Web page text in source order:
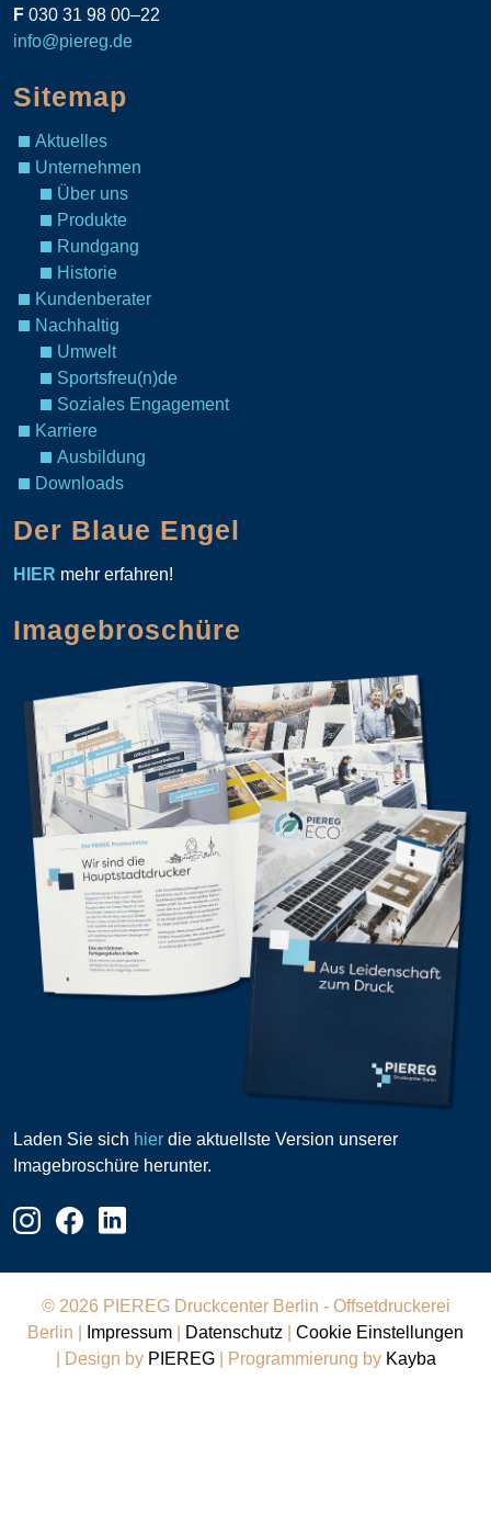
F 030 31 98 00–22
info@piereg.de
Sitemap
Aktuelles
Unternehmen
Über uns
Produkte
Rundgang
Historie
Kundenberater
Nachhaltig
Umwelt
Sportsfreu(n)de
Soziales Engagement
Karriere
Ausbildung
Downloads
Der Blaue Engel
HIER mehr erfahren!
Imagebroschüre
Laden Sie sich hier die aktuellste Version unserer
Imagebroschüre herunter.
© 2026 PIEREG Druckcenter Berlin - Offsetdruckerei
Berlin |
Impressum Datenschutz
Cookie Einstellungen
| Design by PIEREG| Programmierung by Kayba